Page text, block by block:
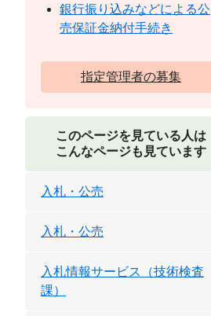
銀行振り込みなどによる公
売保証金納付手続き
指定管理者の募集
このページを見ている人は
こんなページも見ています
入札・公売
入札・公売
入札情報サービス（技術検査
課）